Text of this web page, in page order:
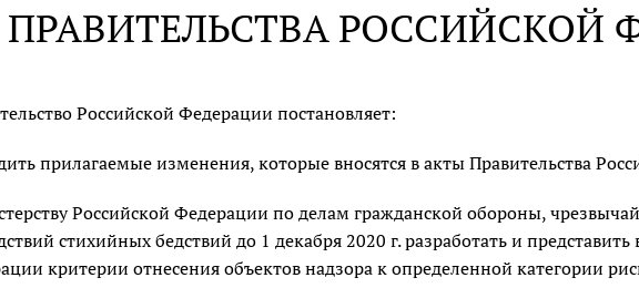
ПРАВИТЕЛЬСТВА РОССИЙСКОЙ
Российской Федерации постановляет:
прилагаемые изменения, которые вносятся в акты Правительства
Российской Федерации по делам гражданской обороны,
стихийных бедствий до 1 декабря 2020 г. разработать и представить
критерии отнесения объектов надзора к определенной категории